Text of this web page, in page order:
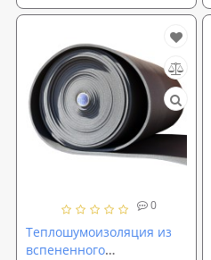
0
Теплошумоизоляция из
вспененного